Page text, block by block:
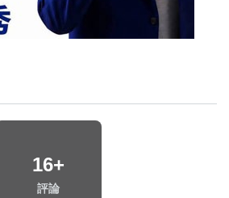
18+
評論
4+
兩岸佛教文化交流專